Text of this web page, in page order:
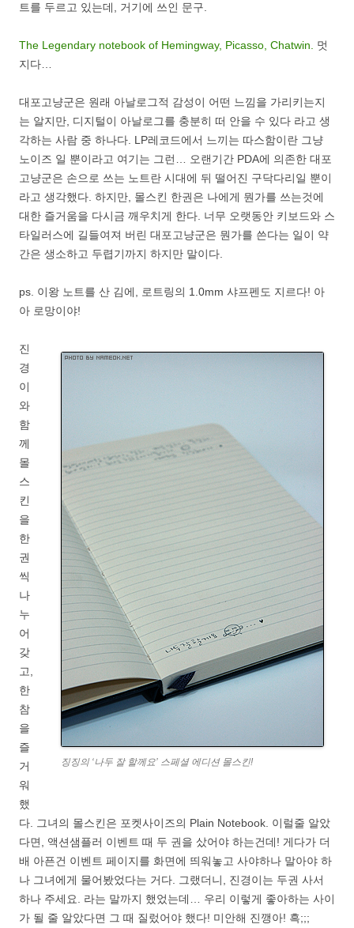
트를 두르고 있는데, 거기에 쓰인 문구.
The Legendary notebook of Hemingway, Picasso, Chatwin. 멋
지다…
대포고냥군은 원래 아날로그적 감성이 어떤 느낌을 가리키는지
는 알지만, 디지털이 아날로그를 충분히 떠 안을 수 있다 라고 생
각하는 사람 중 하나다. LP레코드에서 느끼는 따스함이란 그냥
노이즈 일 뿐이라고 여기는 그런… 오랜기간 PDA에 의존한 대포
고냥군은 손으로 쓰는 노트란 시대에 뒤 떨어진 구닥다리일 뿐이
라고 생각했다. 하지만, 몰스킨 한권은 나에게 뭔가를 쓰는것에
대한 즐거움을 다시금 깨우치게 한다. 너무 오랫동안 키보드와 스
타일러스에 길들여져 버린 대포고냥군은 뭔가를 쓴다는 일이 약
간은 생소하고 두렵기까지 하지만 말이다.
ps. 이왕 노트를 산 김에, 로트링의 1.0mm 샤프펜도 지르다! 아
아 로망이야!
징징의 ‘나두 잘 할께요’ 스페셜 에디션 몰스킨!
진
경
이
와
함
께
몰
스
킨
을
한
권
씩
나
누
어
갖
고,
한
참
을
즐
거
워
했
다. 그녀의 몰스킨은 포켓사이즈의 Plain Notebook. 이럴줄 알았
다면, 액션샘플러 이벤트 때 두 권을 샀어야 하는건데! 게다가 더
배 아픈건 이벤트 페이지를 화면에 띄워놓고 사야하나 말아야 하
나 그녀에게 물어봤었다는 거다. 그랬더니, 진경이는 두권 사서
하나 주세요. 라는 말까지 했었는데… 우리 이렇게 좋아하는 사이
가 될 줄 알았다면 그 때 질렀어야 했다! 미안해 진깽아! 흑;;;